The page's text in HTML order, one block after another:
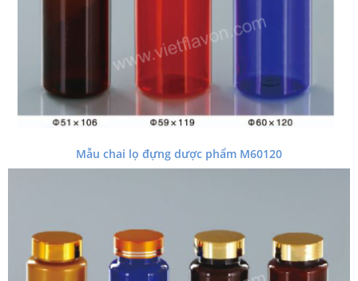
Mẫu chai lọ đựng dược phẩm M60120